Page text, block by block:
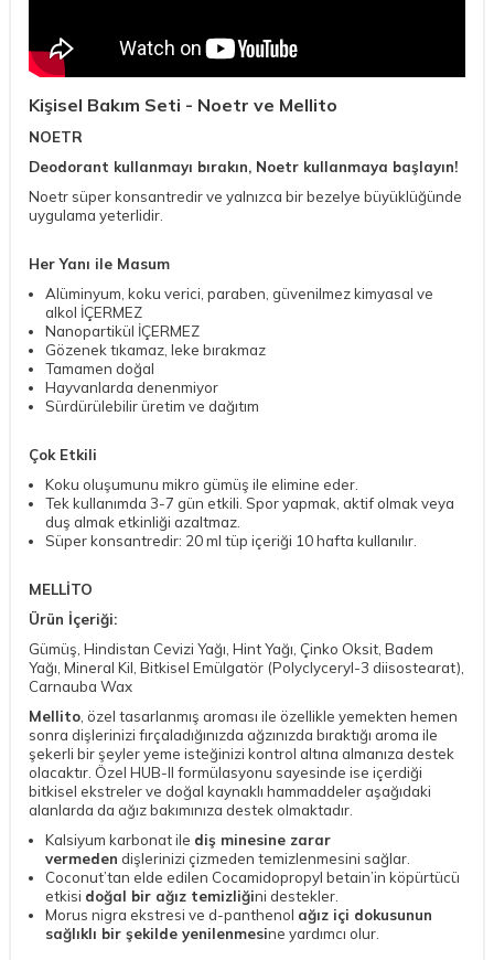
Kişisel Bakım Seti - Noetr ve Mellito
NOETR
Deodorant kullanmayı bırakın, Noetr kullanmaya başlayın!
Noetr süper konsantredir ve yalnızca bir bezelye büyüklüğünde
uygulama yeterlidir.
Her Yanı ile Masum
Alüminyum, koku verici, paraben, güvenilmez kimyasal ve
alkol İÇERMEZ
Nanopartikül İÇERMEZ
Gözenek tıkamaz, leke bırakmaz
Tamamen doğal
Hayvanlarda denenmiyor
Sürdürülebilir üretim ve dağıtım
Çok Etkili
Koku oluşumunu mikro gümüş ile elimine eder.
Tek kullanımda 3-7 gün etkili. Spor yapmak, aktif olmak veya
duş almak etkinliği azaltmaz.
Süper konsantredir: 20 ml tüp içeriği 10 hafta kullanılır.
MELLİTO
Ürün İçeriği:
Gümüş, Hindistan Cevizi Yağı, Hint Yağı, Çinko Oksit, Badem
Yağı, Mineral Kil, Bitkisel Emülgatör (Polyclyceryl-3 diisostearat),
Carnauba Wax
Mellito , özel tasarlanmış aroması ile özellikle yemekten hemen
sonra dişlerinizi fırçaladığınızda ağzınızda bıraktığı aroma ile
şekerli bir şeyler yeme isteğinizi kontrol altına almanıza destek
olacaktır. Özel HUB-II formülasyonu sayesinde ise içerdiği
bitkisel ekstreler ve doğal kaynaklı hammaddeler aşağıdaki
alanlarda da ağız bakımınıza destek olmaktadır.
Kalsiyum karbonat ile diş minesine zarar
vermeden dişlerinizi çizmeden temizlenmesini sağlar.
Coconut’tan elde edilen Cocamidopropyl betain’in köpürtücü
etkisi doğal bir ağız temizliğini destekler.
Morus nigra ekstresi ve d-panthenol ağız içi dokusunun
sağlıklı bir şekilde yenilenmesine yardımcı olur.